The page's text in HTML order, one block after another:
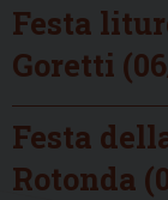
Festa
Goretti
Festa
Rotonda